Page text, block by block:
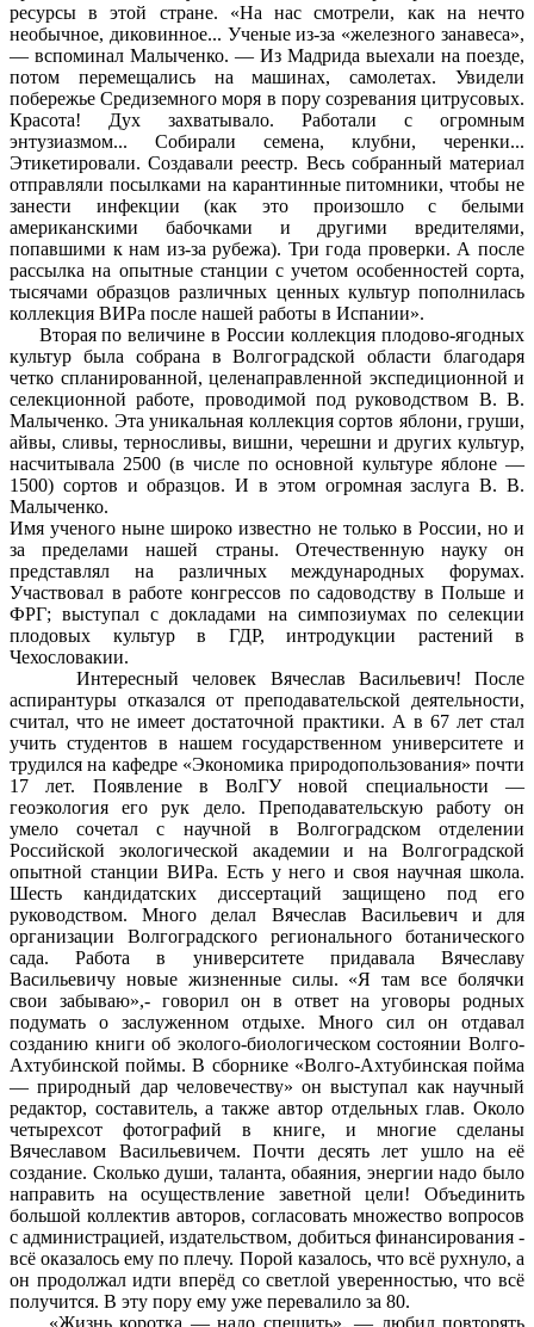
ресурсы в этой стране. «На нас смотрели, как на нечто
необычное, диковинное... Ученые из-за «железного занавеса»,
— вспоминал Малыченко. — Из Мадрида выехали на поезде,
потом перемещались на машинах, самолетах. Увидели
побережье Средиземного моря в пору созревания цитрусовых.
Красота! Дух захватывало. Работали с огромным
энтузиазмом... Собирали семена, клубни, черенки...
Этикетировали. Создавали реестр. Весь собранный материал
отправляли посылками на карантинные питомники, чтобы не
занести инфекции (как это произошло с белыми
американскими бабочками и другими вредителями,
попавшими к нам из-за рубежа). Три года проверки. А после
рассылка на опытные станции с учетом особенностей сорта,
тысячами образцов различных ценных культур пополнилась
коллекция ВИРа после нашей работы в Испании».
Вторая по величине в России коллекция плодово-ягодных
культур была собрана в Волгоградской области благодаря
четко спланированной, целенаправленной экспедиционной и
селекционной работе, проводимой под руководством В. В.
Малыченко. Эта уникальная коллекция сортов яблони, груши,
айвы, сливы, терносливы, вишни, черешни и других культур,
насчитывала 2500 (в числе по основной культуре яблоне —
1500) сортов и образцов. И в этом огромная заслуга В. В.
Малыченко.
Имя ученого ныне широко известно не только в России, но и
за пределами нашей страны. Отечественную науку он
представлял на различных международных форумах.
Участвовал в работе конгрессов по садоводству в Польше и
ФРГ; выступал с докладами на симпозиумах по селекции
плодовых культур в ГДР, интродукции растений в
Чехословакии.
Интересный человек Вячеслав Васильевич! После
аспирантуры отказался от преподавательской деятельности,
считал, что не имеет достаточной практики. А в 67 лет стал
учить студентов в нашем государственном университете и
трудился на кафедре «Экономика природопользования» почти
17 лет. Появление в ВолГУ новой специальности —
геоэкология его рук дело. Преподавательскую работу он
умело сочетал с научной в Волгоградском отделении
Российской экологической академии и на Волгоградской
опытной станции ВИРа. Есть у него и своя научная школа.
Шесть кандидатских диссертаций защищено под его
руководством. Много делал Вячеслав Васильевич и для
организации Волгоградского регионального ботанического
сада. Работа в университете придавала Вячеславу
Васильевичу новые жизненные силы. «Я там все болячки
свои забываю»,- говорил он в ответ на уговоры родных
подумать о заслуженном отдыхе. Много сил он отдавал
созданию книги об эколого-биологическом состоянии Волго-
Ахтубинской поймы. В сборнике «Волго-Ахтубинская пойма
— природный дар человечеству» он выступал как научный
редактор, составитель, а также автор отдельных глав. Около
четырехсот фотографий в книге, и многие сделаны
Вячеславом Васильевичем. Почти десять лет ушло на её
создание. Сколько души, таланта, обаяния, энергии надо было
направить на осуществление заветной цели! Объединить
большой коллектив авторов, согласовать множество вопросов
с администрацией, издательством, добиться финансирования -
всё оказалось ему по плечу. Порой казалось, что всё рухнуло, а
он продолжал идти вперёд со светлой уверенностью, что всё
получится. В эту пору ему уже перевалило за 80.